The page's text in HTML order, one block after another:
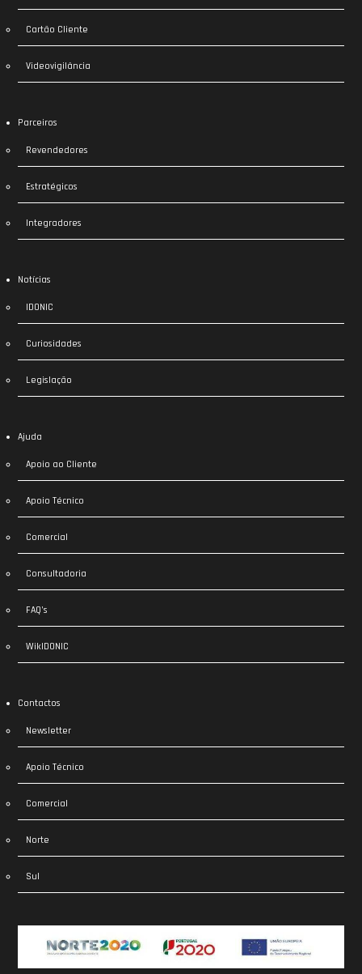
Cartão Cliente
Videovigilância
Parceiros
Revendedores
Estratégicos
Integradores
Notícias
IDONIC
Curiosidades
Legislação
Ajuda
Apoio ao Cliente
Apoio Técnico
Comercial
Consultadoria
FAQ’s
WikIDONIC
Contactos
Newsletter
Apoio Técnico
Comercial
Norte
Sul